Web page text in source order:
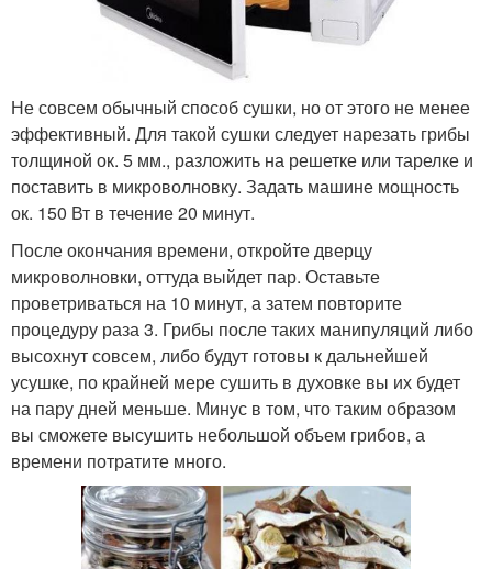
Не совсем обычный способ сушки, но от этого не менее
эффективный. Для такой сушки следует нарезать грибы
толщиной ок. 5 мм., разложить на решетке или тарелке и
поставить в микроволновку. Задать машине мощность
ок. 150 Вт в течение 20 минут.
После окончания времени, откройте дверцу
микроволновки, оттуда выйдет пар. Оставьте
проветриваться на 10 минут, а затем повторите
процедуру раза 3. Грибы после таких манипуляций либо
высохнут совсем, либо будут готовы к дальнейшей
усушке, по крайней мере сушить в духовке вы их будет
на пару дней меньше. Минус в том, что таким образом
вы сможете высушить небольшой объем грибов, а
времени потратите много.